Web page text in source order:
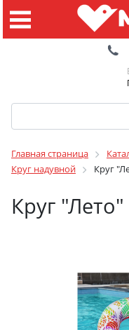
Главная страница
Круг надувной
Круг
Круг